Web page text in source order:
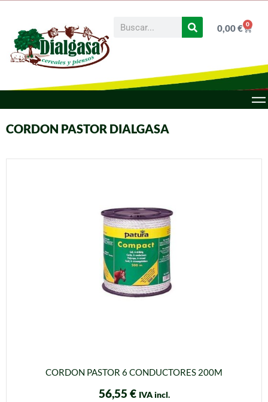
0,00€ 0
CORDON PASTOR DIALGASA
CORDON PASTOR 6 CONDUCTORES 200M
56,55 € IVA incl.